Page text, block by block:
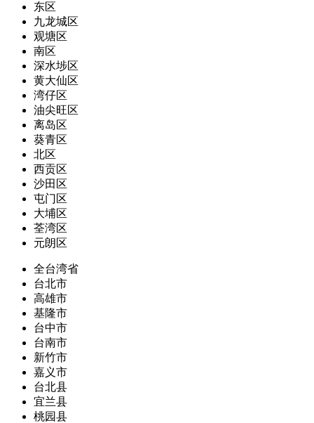
东区
九龙城区
观塘区
南区
深水埗区
黄大仙区
湾仔区
油尖旺区
离岛区
葵青区
北区
西贡区
沙田区
屯门区
大埔区
荃湾区
元朗区
全台湾省
台北市
高雄市
基隆市
台中市
台南市
新竹市
嘉义市
台北县
宜兰县
桃园县